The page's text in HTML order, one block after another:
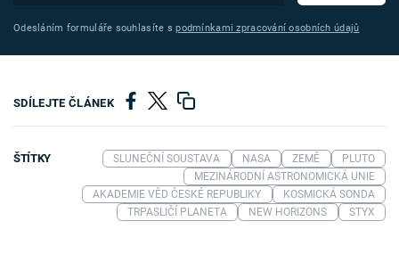
Odesláním formuláře souhlasíte spodmínkami zpracování osobních údajů
SDÍLEJTE ČLÁNEK
ŠTÍTKY SLUNEČNÍ SOUSTAVA NASA ZEMĚ
PLUTO
MEZINÁRODNÍ ASTRONOMICKÁ UNIE
AKADEMIE VĚD ČESKÉ REPUBLIKY
KOSMICKÁ SONDA
TRPASLIČÍ PLANETA
NEW HORIZONS STYX